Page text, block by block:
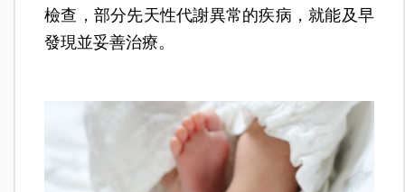
檢查，部分先天性代謝異常的疾病，就能及早
發現並妥善治療。